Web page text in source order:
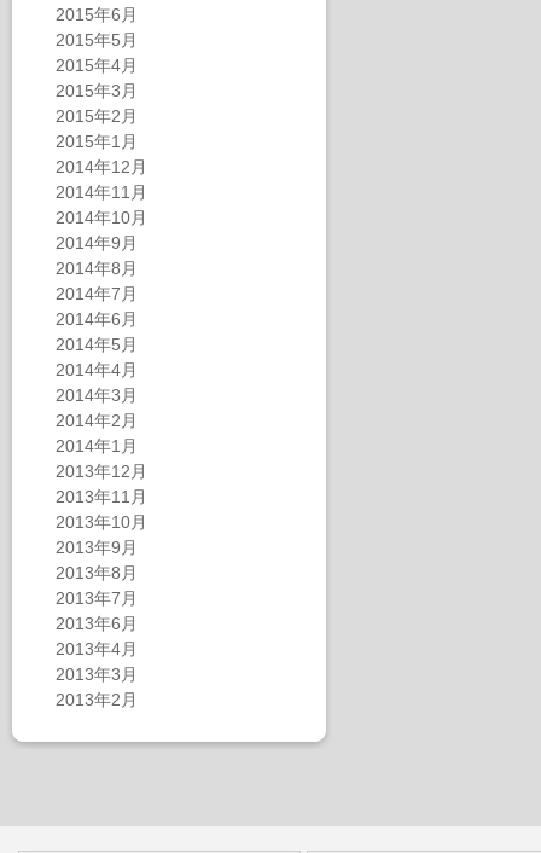
2015年6月
2015年5月
2015年4月
2015年3月
2015年2月
2015年1月
2014年12月
2014年11月
2014年10月
2014年9月
2014年8月
2014年7月
2014年6月
2014年5月
2014年4月
2014年3月
2014年2月
2014年1月
2013年12月
2013年11月
2013年10月
2013年9月
2013年8月
2013年7月
2013年6月
2013年4月
2013年3月
2013年2月